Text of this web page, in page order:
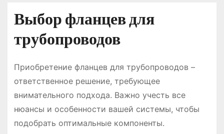
Выбор фланцев для
трубопроводов
Приобретение фланцев для трубопроводов –
ответственное решение, требующее
внимательного подхода. Важно учесть все
нюансы и особенности вашей системы, чтобы
подобрать оптимальные компоненты.